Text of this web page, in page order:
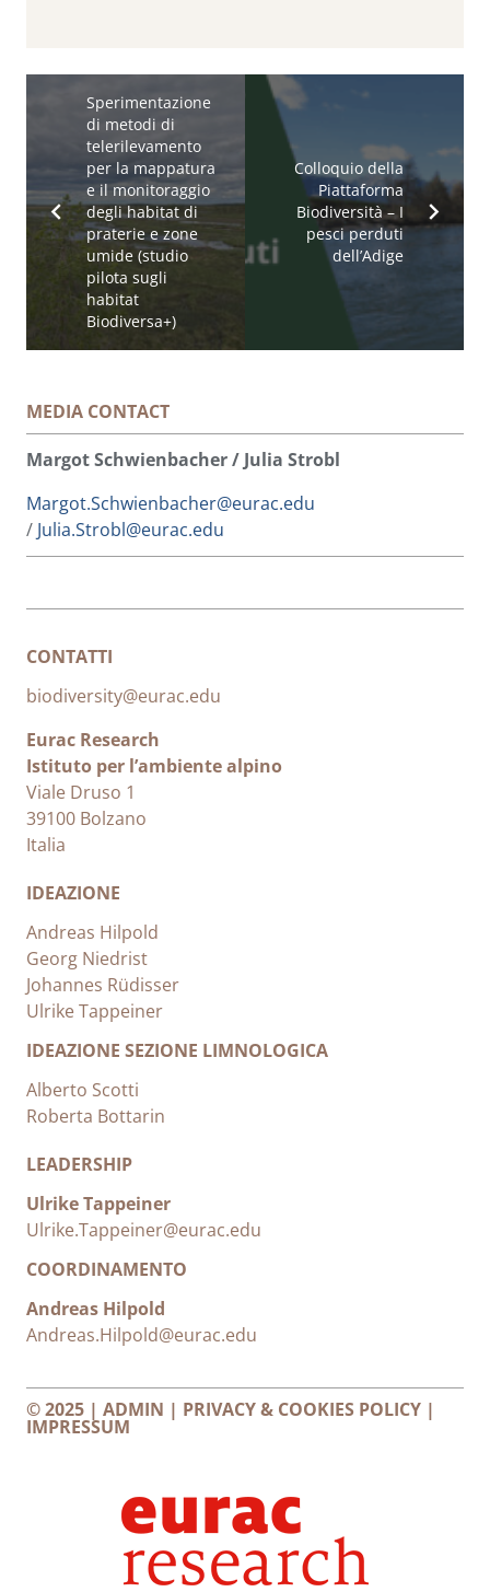
Sperimentazione
di metodi di
telerilevamento
per la mappatura
e il monitoraggio
degli habitat di
praterie e zone
umide (studio
pilota sugli
habitat
Biodiversa+)
Colloquio della
Piattaforma
Biodiversità – I
pesci perduti
dell’Adige
MEDIA CONTACT
Margot Schwienbacher / Julia Strobl
Margot.Schwienbacher@eurac.edu
/ Julia.Strobl@eurac.edu
CONTATTI
biodiversity@eurac.edu
Eurac Research
Istituto per l’ambiente alpino
Viale Druso 1
39100 Bolzano
Italia
IDEAZIONE
Andreas Hilpold
Georg Niedrist
Johannes Rüdisser
Ulrike Tappeiner
IDEAZIONE SEZIONE LIMNOLOGICA
Alberto Scotti
Roberta Bottarin
LEADERSHIP
Ulrike Tappeiner
Ulrike.Tappeiner@eurac.edu
COORDINAMENTO
Andreas Hilpold
Andreas.Hilpold@eurac.edu
© 2025 | ADMIN | PRIVACY & COOKIES POLICY |
IMPRESSUM